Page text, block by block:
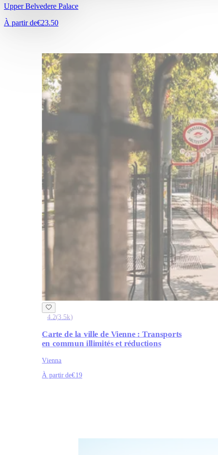
Upper Belvedere Palace
À partir de€23.50
4.2(3.5k)
Carte de la ville de Vienne : Transports
en commun illimités et réductions
Vienna
À partir de€19